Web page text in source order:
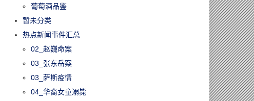
葡萄酒品鉴
暂未分类
热点新闻事件汇总
02_赵巍命案
03_张东岳案
03_萨斯疫情
04_华裔女童溺毙